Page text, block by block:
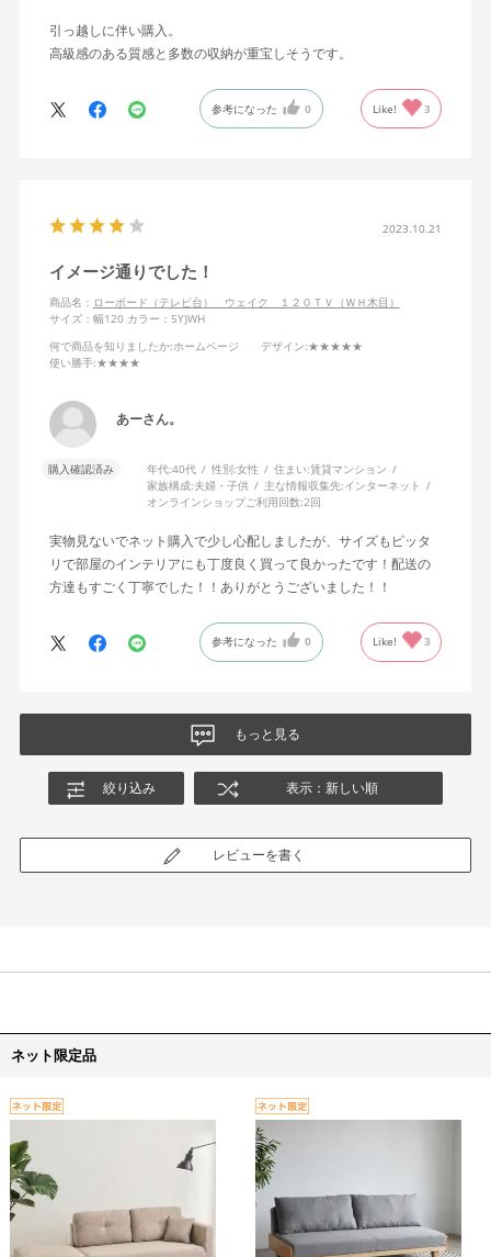
引っ越しに伴い購入。
高級感のある質感と多数の収納が重宝しそうです。
参考になった 0 Like! 3
2023.10.21
イメージ通りでした！
商品名： ローボード（テレビ台） ウェイク １２０ＴＶ（ＷＨ木目）
サイズ：幅120 カラー：5Y)WH
何で商品を知りましたか:ホームページ デザイン:★★★★★
使い勝手:★★★★
あーさん。
購入確認済み 年代:40代 性別:女性 住まい:賃貸マンション
家族構成:夫婦・子供 主な情報収集先:インターネット
オンラインショップご利用回数:2回
実物見ないでネット購入で少し心配しましたが、サイズもピッタ
リで部屋のインテリアにも丁度良く買って良かったです！配送の
方達もすごく丁寧でした！！ありがとうございました！！
参考になった 0 Like! 3
もっと見る
絞り込み 表示：新しい順
レビューを書く
ネット限定品